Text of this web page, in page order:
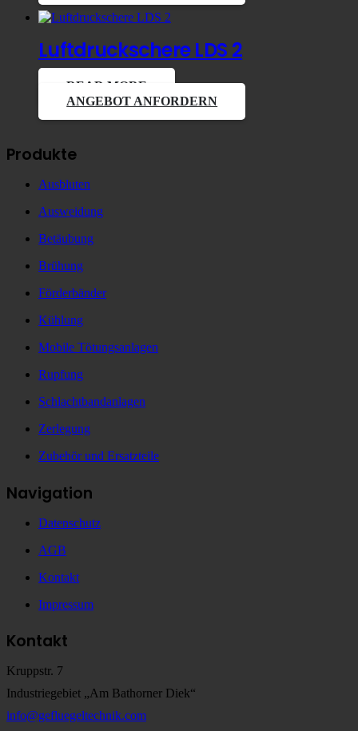
Luftdruckschere LDS 2
READ MORE
ANGEBOT ANFORDERN
Produkte
Ausbluten
Ausweidung
Betäubung
Brühung
Förderbänder
Kühlung
Mobile Tötungsanlagen
Rupfung
Schlachtbandanlagen
Zerlegung
Zubehör und Ersatzteile
Navigation
Datenschutz
AGB
Kontakt
Impressum
Kontakt
Kruppstr. 7
Industriegebiet „Am Bathorner Diek“
info@gefluegeltechnik.com